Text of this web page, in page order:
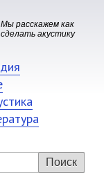
Мы расскажем как
сделать акустику